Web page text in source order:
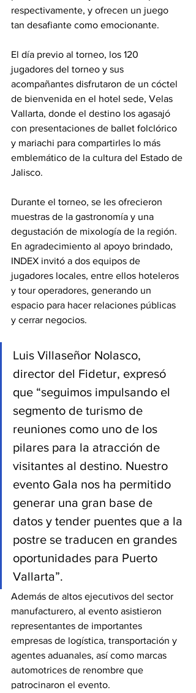
respectivamente, y ofrecen un juego
tan desafiante como emocionante.
El día previo al torneo, los 120
jugadores del torneo y sus
acompañantes disfrutaron de un cóctel
de bienvenida en el hotel sede, Velas
Vallarta, donde el destino los agasajó
con presentaciones de ballet folclórico
y mariachi para compartirles lo más
emblemático de la cultura del Estado de
Jalisco.
Durante el torneo, se les ofrecieron
muestras de la gastronomía y una
degustación de mixología de la región.
En agradecimiento al apoyo brindado,
INDEX invitó a dos equipos de
jugadores locales, entre ellos hoteleros
y tour operadores, generando un
espacio para hacer relaciones públicas
y cerrar negocios.
Luis Villaseñor Nolasco,
director del Fidetur, expresó
que “seguimos impulsando el
segmento de turismo de
reuniones como uno de los
pilares para la atracción de
visitantes al destino. Nuestro
evento Gala nos ha permitido
generar una gran base de
datos y tender puentes que a la
postre se traducen en grandes
oportunidades para Puerto
Vallarta”.
Además de altos ejecutivos del sector
manufacturero, al evento asistieron
representantes de importantes
empresas de logística, transportación y
agentes aduanales, así como marcas
automotrices de renombre que
patrocinaron el evento.